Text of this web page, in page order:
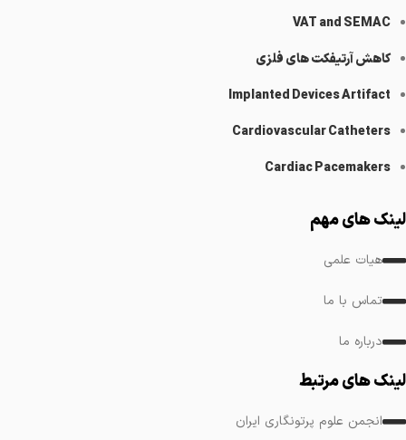
VAT and SEMAC
کاهش آرتیفکت های فلزی
Implanted Devices Artifact
Cardiovascular Catheters
Cardiac Pacemakers
لینک های مهم
هیات علمی
تماس با ما
درباره ما
لینک های مرتبط
انجمن علوم پرتونگاری ایران